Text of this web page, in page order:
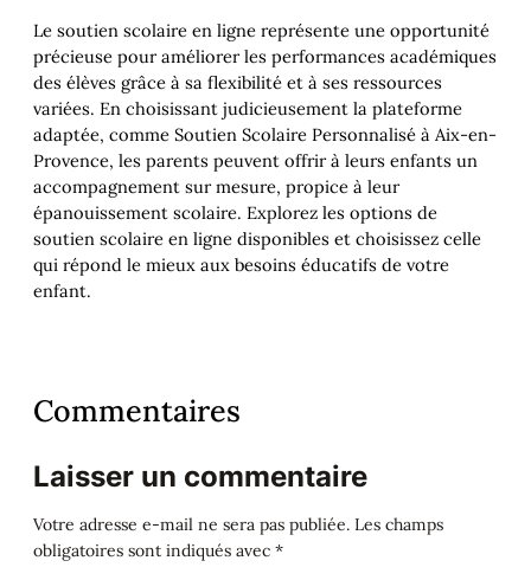
Le soutien scolaire en ligne représente une opportunité
précieuse pour améliorer les performances académiques
des élèves grâce à sa flexibilité et à ses ressources
variées. En choisissant judicieusement la plateforme
adaptée, comme Soutien Scolaire Personnalisé à Aix-en-
Provence, les parents peuvent offrir à leurs enfants un
accompagnement sur mesure, propice à leur
épanouissement scolaire. Explorez les options de
soutien scolaire en ligne disponibles et choisissez celle
qui répond le mieux aux besoins éducatifs de votre
enfant.
Commentaires
Laisser un commentaire
Votre adresse e-mail ne sera pas publiée. Les champs
obligatoires sont indiqués avec *